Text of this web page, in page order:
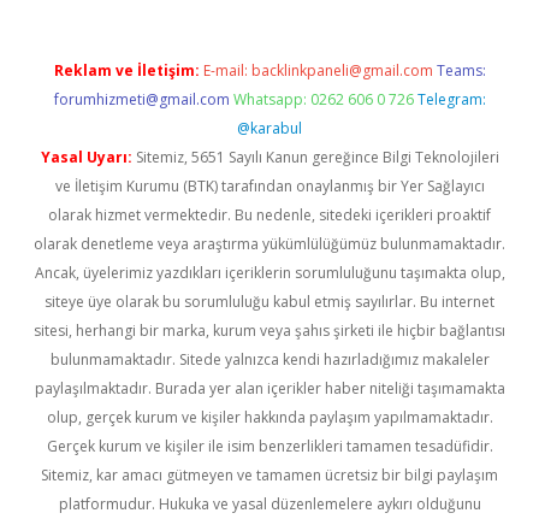
Reklam ve İletişim: E-mail: backlinkpaneli@gmail.com Teams:
forumhizmeti@gmail.com Whatsapp: 0262 606 0 726 Telegram:
@karabul
Yasal Uyarı: Sitemiz, 5651 Sayılı Kanun gereğince Bilgi Teknolojileri
ve İletişim Kurumu (BTK) tarafından onaylanmış bir Yer Sağlayıcı
olarak hizmet vermektedir. Bu nedenle, sitedeki içerikleri proaktif
olarak denetleme veya araştırma yükümlülüğümüz bulunmamaktadır.
Ancak, üyelerimiz yazdıkları içeriklerin sorumluluğunu taşımakta olup,
siteye üye olarak bu sorumluluğu kabul etmiş sayılırlar. Bu internet
sitesi, herhangi bir marka, kurum veya şahıs şirketi ile hiçbir bağlantısı
bulunmamaktadır. Sitede yalnızca kendi hazırladığımız makaleler
paylaşılmaktadır. Burada yer alan içerikler haber niteliği taşımamakta
olup, gerçek kurum ve kişiler hakkında paylaşım yapılmamaktadır.
Gerçek kurum ve kişiler ile isim benzerlikleri tamamen tesadüfidir.
Sitemiz, kar amacı gütmeyen ve tamamen ücretsiz bir bilgi paylaşım
platformudur. Hukuka ve yasal düzenlemelere aykırı olduğunu